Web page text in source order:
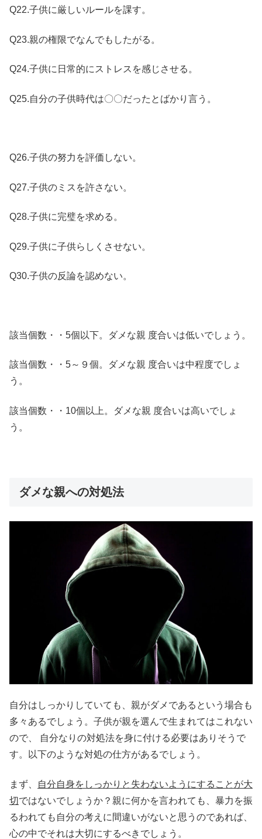
Q22.子供に厳しいルールを課す。
Q23.親の権限でなんでもしたがる。
Q24.子供に日常的にストレスを感じさせる。
Q25.自分の子供時代は〇〇だったとばかり言う。
Q26.子供の努力を評価しない。
Q27.子供のミスを許さない。
Q28.子供に完璧を求める。
Q29.子供に子供らしくさせない。
Q30.子供の反論を認めない。
該当個数・・5個以下。ダメな親 度合いは低いでしょう。
該当個数・・5～９個。ダメな親 度合いは中程度でしょ
う。
該当個数・・10個以上。ダメな親 度合いは高いでしょ
う。
ダメな親への対処法
自分はしっかりしていても、親がダメであるという場合も
多々あるでしょう。子供が親を選んで生まれてはこれない
ので、 自分なりの対処法を身に付ける必要はありそうで
す。以下のような対処の仕方があるでしょう。
まず、
自分自身をしっかりと失わないようにすることが大
切ではないでしょうか？親に何かを言われても、暴力を振
るわれても自分の考えに間違いがないと思うのであれば、
心の中でそれは大切にするべきでしょう。